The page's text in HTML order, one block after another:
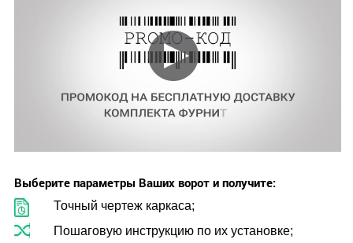
Выберите параметры Ваших ворот и получите:
Точный чертеж каркаса;
Пошаговую инструкцию по их установке;